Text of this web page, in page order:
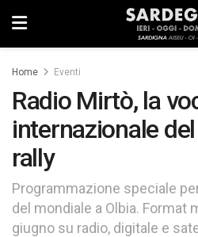
Home Eventi
Radio Mirtò, la
internazionale
rally
Programmazione speciale
del mondiale a Olbia. Format
giugno su radio, digitale e